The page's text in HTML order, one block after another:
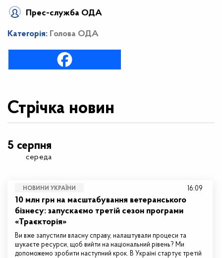
Прес-служба ОДА
Категорія: Голова ОДА
Стрічка новин
5 серпня
середа
НОВИНИ УКРАЇНИ
10 млн грн на масштабування ветеранського
бізнесу: запускаємо третій сезон програми
«Траєкторія»
Ви вже запустили власну справу, налаштували процеси та
шукаєте ресурси, щоб вийти на національний рівень? Ми
допоможемо зробити наступний крок. В Україні стартує третій
16:09